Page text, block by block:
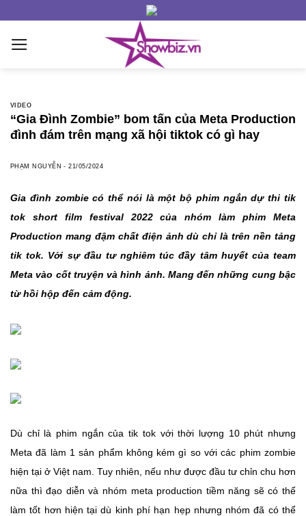
content
VIDEO
“Gia Đình Zombie” bom tấn của Meta Production
đình đám trên mạng xã hội tiktok có gì hay
PHẠM NGUYỄN -21/05/2024
Gia đình zombie có thể nói là một bộ phim ngắn dự thi tik
tok short film festival 2022 của nhóm làm phim Meta
Production mang đậm chất điện ảnh dù chỉ là trên nền tảng
tik tok. Với sự đầu tư nghiêm túc đầy tâm huyết của team
Meta vào cốt truyện và hình ảnh. Mang đến những cung bậc
từ hồi hộp đến cảm động.
Dù chỉ là phim ngắn của tik tok với thời lượng 10 phút nhưng
Meta đã làm 1 sản phẩm không kém gì so với các phim zombie
hiện tại ở Việt nam. Tuy nhiên, nếu như được đầu tư chỉn chu hơn
nữa thì đạo diễn và nhóm meta production tiềm năng sẽ có thể
làm tốt hơn hiện tại dù kinh phí hạn hẹp nhưng nhóm đã có thể